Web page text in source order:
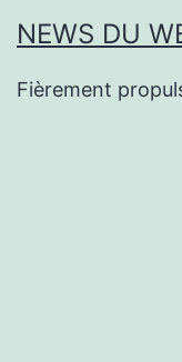
NEWS DU
Fièrement